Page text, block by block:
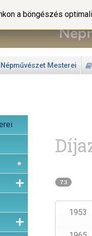
Mesterei
a böngészés
73
1953